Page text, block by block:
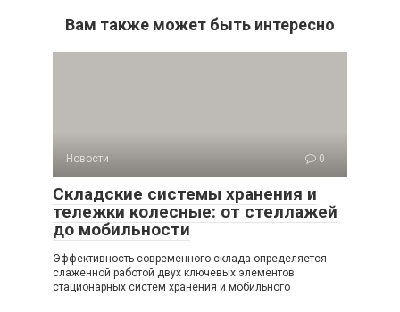
Вам также может быть интересно
Новости 0
Складские системы хранения и
тележки колесные: от стеллажей
до мобильности
Эффективность современного склада определяется
слаженной работой двух ключевых элементов:
стационарных систем хранения и мобильного